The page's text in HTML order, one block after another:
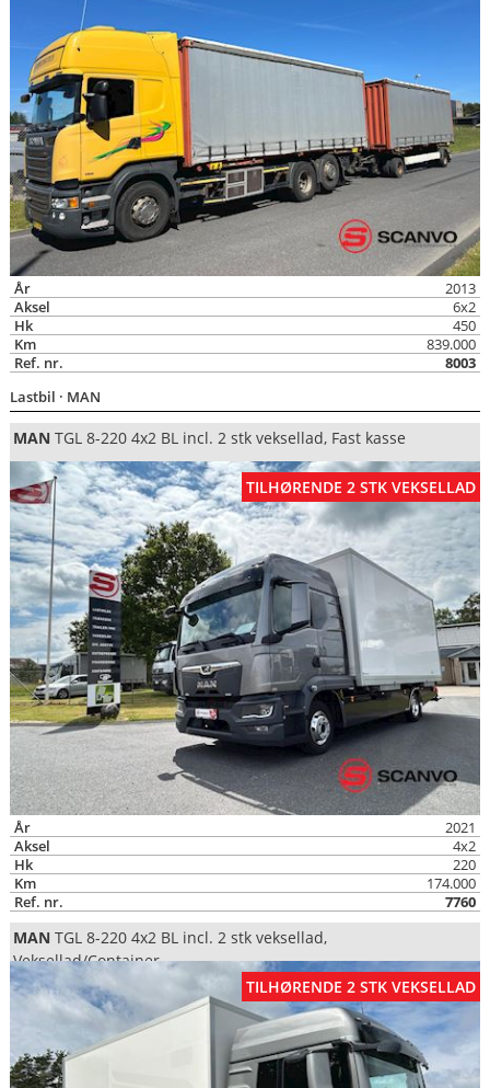
År
2013
Aksel
6x2
Hk
450
Km
839.000
Ref. nr.
8003
Lastbil · MAN
MAN TGL 8-220 4x2 BL incl. 2 stk veksellad, Fast kasse
TILHØRENDE 2 STK VEKSELLAD
År
2021
Aksel
4x2
Hk
220
Km
174.000
Ref. nr.
7760
MAN TGL 8-220 4x2 BL incl. 2 stk veksellad,
Veksellad/Container
TILHØRENDE 2 STK VEKSELLAD